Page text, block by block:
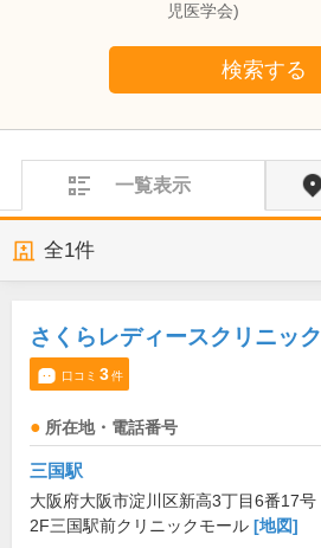
児医学会)
検索する
一覧表示
全1件
さくらレディースクリニック
口コミ 3件
所在地・電話番号
三国駅
大阪府大阪市淀川区新高3丁目6番17号
2F三国駅前クリニックモール [地図]